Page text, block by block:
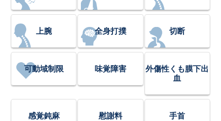
上腕 全身打撲 切断
可動域制限 味覚障害
外傷性くも膜下出
血
感覚鈍麻 慰謝料 手首